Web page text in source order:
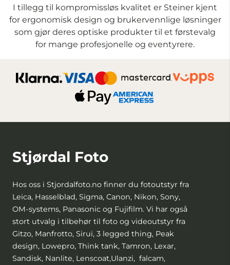
I tillegg til kompromissløs kvalitet er Steiner kjent
for ergonomisk design og brukervennlige løsninger
som gjør deres optiske produkter til et førstevalg
for mange profesjonelle og eventyrere.
Stjørdal Foto
Hos oss i Stjordalfoto.no finner du fotoutstyr fra
Leica, Hasselblad, Sigma, Canon, Nikon, Sony,
OM-systems, Panasonic og Fujifilm. Vi har også
stort utvalg i tilbehør til foto og videoutstyr fra
Gitzo, Manfrotto, Sirui, 3 legged thing, Peak
design, Lowepro, Think tank, Tamron, Lexar,
Sandisk, Nanlite, Lenscoat,Ulanzi, falcam,